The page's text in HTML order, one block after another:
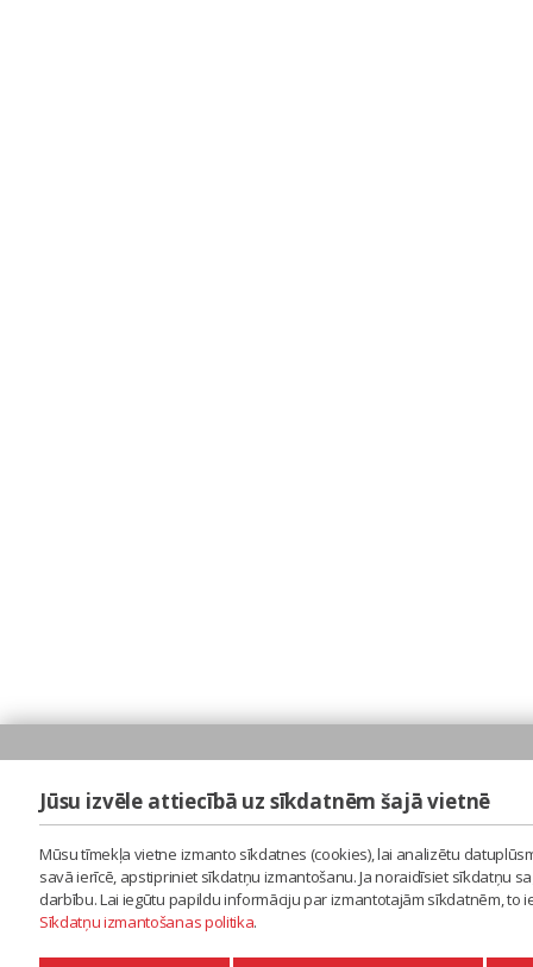
Jūsu izvēle attiecībā uz sīkdatnēm šajā vietnē
Mūsu tīmekļa vietne izmanto sīkdatnes (cookies), lai analizētu
savā ierīcē, apstipriniet sīkdatņu izmantošanu. Ja noraidīsiet sīkdatņu
darbību. Lai iegūtu papildu informāciju par izmantotajām sīkdatnēm,
Sīkdatņu izmantošanas politika.